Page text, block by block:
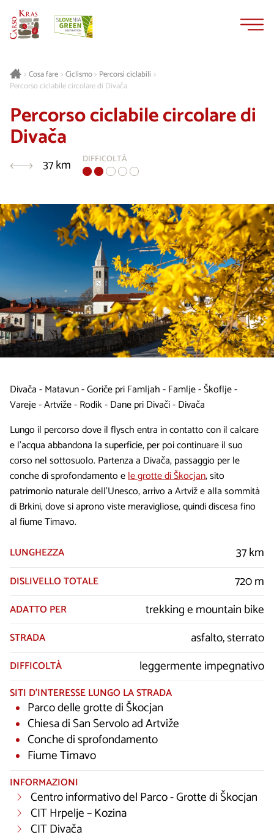
>Cosa fare> Ciclismo> Percorsi ciclabili >
Percorso ciclabile circolare di Divača
Percorso ciclabile circolare di
Divača
37 km DIFFICOLTÀ
Divača - Matavun - Goriče pri Famljah - Famlje - Škoflje -
Vareje - Artviže - Rodik - Dane pri Divači - Divača
Lungo il percorso dove il flysch entra in contatto con il calcare
e l'acqua abbandona la superficie, per poi continuare il suo
corso nel sottosuolo. Partenza a Divača, passaggio per le
conche di sprofondamento ele grotte di Škocjan, sito
patrimonio naturale dell'Unesco, arrivo a Artviž e alla sommità
di Brkini, dove si aprono viste meravigliose, quindi discesa fino
al fiume Timavo.
LUNGHEZZA
37 km
DISLIVELLO TOTALE 720 m
ADATTO PER trekking e mountain bike
STRADA asfalto, sterrato
DIFFICOLTÀ leggermente impegnativo
SITI D’INTERESSE LUNGO LA STRADA
Parco delle grotte di Škocjan
Chiesa di San Servolo ad Artviže
Conche di sprofondamento
Fiume Timavo
INFORMAZIONI
Centro informativo del Parco - Grotte di Škocjan
CIT Hrpelje – Kozina
CIT Divača